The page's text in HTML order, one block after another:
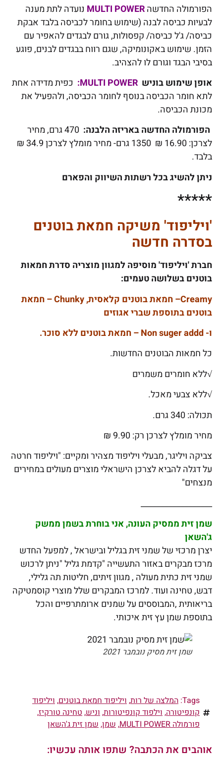
הפורמולה החדשהMULTI POWER נועדה לתת מענה
לבעיות כביסה לבנה (שימוש בחומר לכביסה בלבד אבקת
כביסה/ ג'ל כביסה/ קפסולות, גורם לבגדים להאפיר עם
הזמן. שימוש באקונומיקה, שגם רווח בבגדים לבנים, פוגע
בסיבי הבגד וגורם לו להצהיב.
אופן שימוש בוניש MULTI POWER: כפית מדידה אחת
לתא חומר הכביסה בנוסף לחומר הכביסה, ולהפעיל את
מכונת הכביסה.
הפורמולה החדשה באריזה הלבנה:
470 גרם, מחיר
לצרכן: 16.90 ₪ 1350 גרם- מחיר מומלץ לצרכן 34.9 ₪
בלבד.
ניתן להשיג בכל רשתות השיווק והפארם
*****
'ויליפוד' משיקה חמאת בוטנים
בסדרה חדשה
חברת 'ויליפוד' מוסיפה למגוון מוצריה סדרת חמאות
בוטנים בשלושה טעמים:
Creamy– חמאת בוטנים קלאסית,Chunky– חמאת
בוטנים בתוספת שברי אגוזים
ו-Non suger addd– חמאת בוטנים ללא סוכר.
כל חמאות הבוטנים החדשות.
√ללא חומרים משמרים
√ללא צבעי מאכל.
תכולה: 340 גרם.
מחיר מומלץ לצרכן רק: 9.90 ₪
צביקה ויליגר, מבעלי ויליפוד מצהיר ומקיים: "ויליפוד חרטה
על דגלה להביא לצרכן הישראלי מוצרים מעולים במחירים
מנצחים"
__________________
שמן זית ממסיק העונה,אני בוחרת בשמן ממשק
ג'השאן
יצרן מרכזי של שמני זית בגליל ובישראל , למפעל החדש
מרכז מבקרים באזור התעשייה "קדמת גליל "ניתן לרכוש
שמני זית כתית מעולה , מגוון זיתים, חליטות תה גלילי,
דבש, טחינה ועוד. למרכז המבקרים שלל מוצרי קוסמטיקה
בריאותית ,המבוססים על שמנים ארומתרפיים והכל
בתוספת שמן עץ זית איכותי.
שמן זית מסיק נובמבר 2021
Tags: המלצה של רות,ויליפוד חמאת בוטנים,ויליפוד
קונפיטורה,וילפוד קונפיטורות,וניש,טחינה טורקיז,
פורמולה MULTI POWER
,שמן,שמן זית ג'השאן
אוהבים את הכתבה? שתפו אותה עכשיו: